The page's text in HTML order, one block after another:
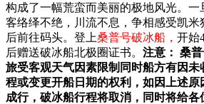
构成了一幅荒蛮而美丽的极地风光。
客络绎不绝，川流不息，争相感受凯米
后前往码头。登上桑普号破冰船， 开始
后赠送破冰船北极圈证书。 注意： 桑
旅受客观天气因素限制同时船方有因
程或变更开船日期的权利，如因上述
成行，破冰船行程将取消，同时将给各